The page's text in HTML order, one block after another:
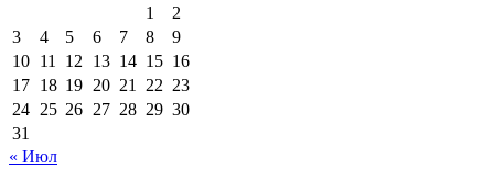
1
2
3
4 5 6 7 8
9
10 11 12 13 14 15 16
17 18 19 20 21 22 23
24 25 26 27 28 29 30
31
« Июл